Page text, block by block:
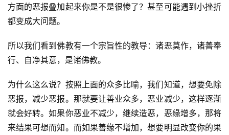
方面的恶报叠加起来你是不是很惨了？甚至可能遇到小挫折
都变成大问题。
所以我们看到佛教有一个宗旨性的教导：诸恶莫作，诸善奉
行、自净其意，是诸佛教。
为什么这么说？按照上面的众多比喻，我们知道，想要免除
恶报，减少恶报。那就要让善业众多，恶业减少，这样逐渐
就会好转。如果你恶业不减少，继续造恶，恶缘增多，那将
来结果可想而知。而如果善缘不增加，想要明显改变你的果